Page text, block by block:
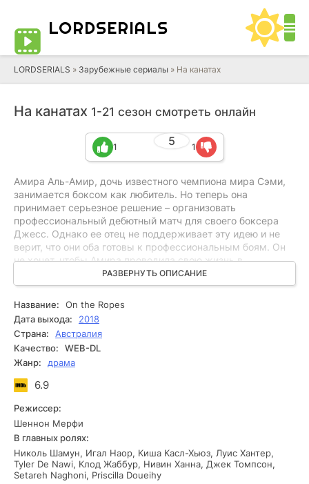
LORDSERIALS
LORDSERIALS » Зарубежные сериалы » На канатах
На канатах 1-21 сезон смотреть онлайн
5
1 1
Амира Аль-Амир, дочь известного чемпиона мира Сэми,
занимается боксом как любитель. Но теперь она
принимает серьезное решение – организовать
профессиональный дебютный матч для своего боксера
Джесс. Однако ее отец не поддерживает эту идею и не
верит, что они оба готовы к профессиональным боям. Он
не хочет, чтобы Амира проводила свою жизнь в
оказывается прижат к канатам ринга, Сэми вмешивается.
Публичный спор между отцом и дочерью приводит к
тому, что Сэми бьет судью и, как результат, теряет свою
лицензию тренера. Теперь Сэми вынужден выбирать
между своими бойцами и семьей. Амира, столкнувшись с
такой ситуацией, принимает судьбоносное решение – она
открывает собственный женский боксерский зал. Теперь
она готова полностью посвятить себя развитию бокса и
подготовке молодых талантливых боксеров.
РАЗВЕРНУТЬ ОПИСАНИЕ
Название:
On the Ropes
Дата выхода:
2018
Страна:
Австралия
Качество:
WEB-DL
Жанр:
драма
6.9
Режиссер:
Шеннон Мерфи
В главных ролях:
Николь Шамун, Игал Наор, Киша Касл-Хьюз, Луис Хантер,
Tyler De Nawi, Клод Жаббур, Нивин Ханна, Джек Томпсон,
Setareh Naghoni, Priscilla Doueihy